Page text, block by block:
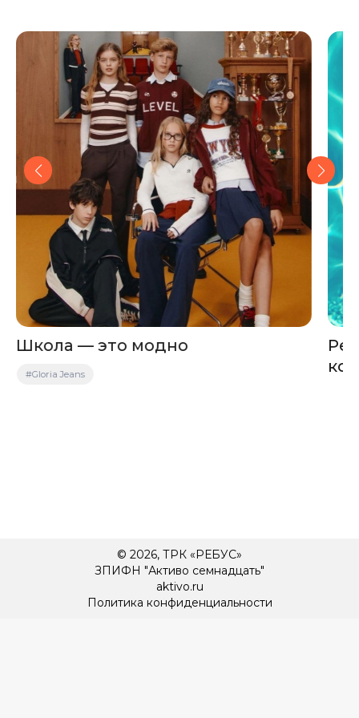
Школа — это модно
#Gloria Jeans
© 2026, ТРК «РЕБУС»
ЗПИФН "Активо семнадцать"
aktivo.ru
Политика конфиденциальности